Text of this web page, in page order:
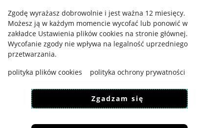
Zgodę wyrażasz dobrowolnie i jest ważna 12 miesięcy.
Możesz ją w każdym momencie wycofać lub ponowić w
zakładce Ustawienia plików cookies na stronie głównej.
Wycofanie zgody nie wpływa na legalność uprzedniego
przetwarzania.
polityka plików cookies
polityka ochrony prywatności
Zgadzam się
Pobierz aplikację